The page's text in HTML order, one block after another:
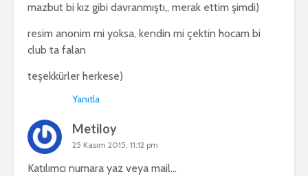
mazbut bi kız gibi davranmıştı,, merak ettim şimdi)
resim anonim mi yoksa, kendin mi çektin hocam bi
club ta falan
teşekkürler herkese)
Yanıtla
Metiloy
25 Kasım 2015, 11:12 pm
Katılımcı numara yaz veya mail…